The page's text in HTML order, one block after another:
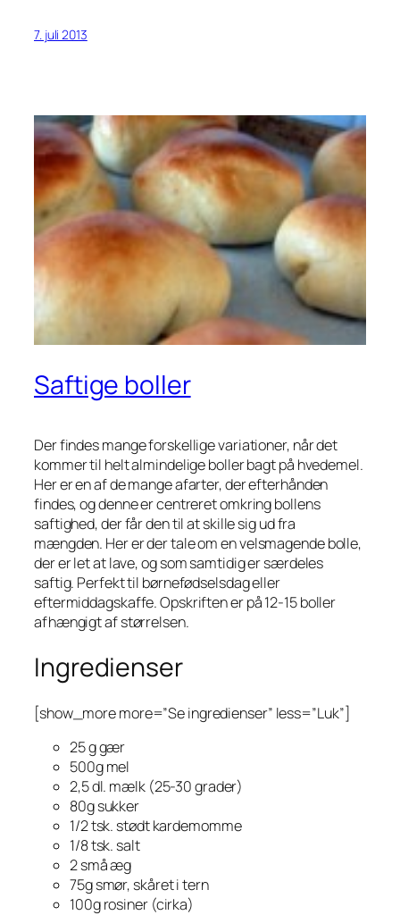
7. juli 2013
Saftige boller
Der findes mange forskellige variationer, når det
kommer til helt almindelige boller bagt på hvedemel.
Her er en af de mange afarter, der efterhånden
findes, og denne er centreret omkring bollens
saftighed, der får den til at skille sig ud fra
mængden. Her er der tale om en velsmagende bolle,
der er let at lave, og som samtidig er særdeles
saftig. Perfekt til børnefødselsdag eller
eftermiddagskaffe. Opskriften er på 12-15 boller
afhængigt af størrelsen.
Ingredienser
[show_more more=”Se ingredienser” less=”Luk”]
25 g gær
500g mel
2,5 dl. mælk (25-30 grader)
80g sukker
1/2 tsk. stødt kardemomme
1/8 tsk. salt
2 små æg
75g smør, skåret i tern
100g rosiner (cirka)